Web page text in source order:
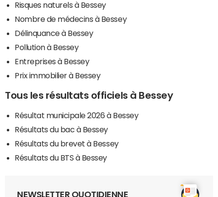
Risques naturels à Bessey
Nombre de médecins à Bessey
Délinquance à Bessey
Pollution à Bessey
Entreprises à Bessey
Prix immobilier à Bessey
Tous les résultats officiels à Bessey
Résultat municipale 2026 à Bessey
Résultats du bac à Bessey
Résultats du brevet à Bessey
Résultats du BTS à Bessey
NEWSLETTER QUOTIDIENNE